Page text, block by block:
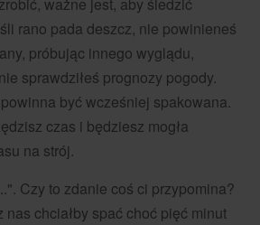
rano pada deszcz, nie powinieneś
próbując innego wyglądu,
sprawdziłeś prognozy pogody.
być wcześniej spakowana.
czas i będziesz mogła
na strój.
Czy to zdanie coś ci przypomina?
chciałby spać choć pięć minut